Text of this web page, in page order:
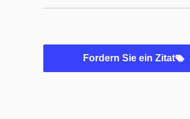
Fordern Sie ein Zitat